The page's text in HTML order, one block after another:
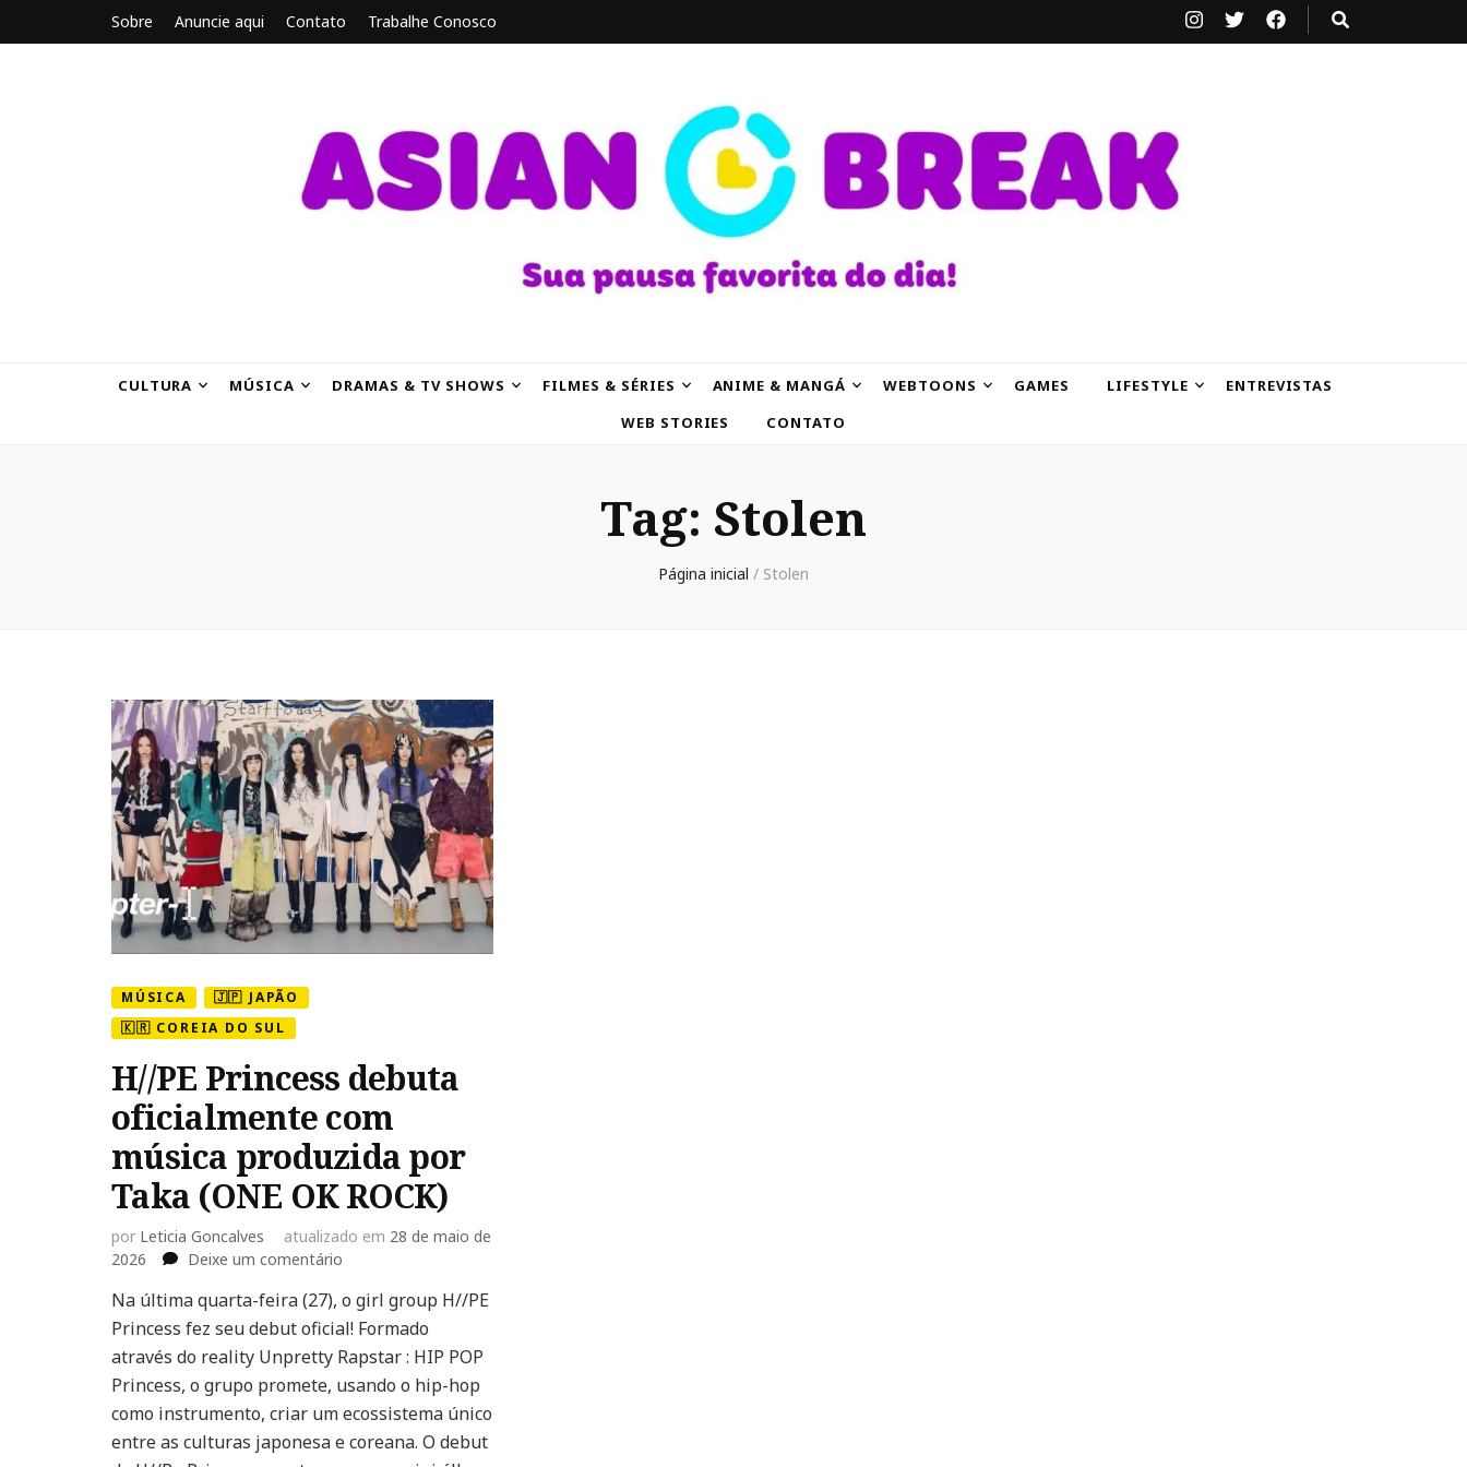
Sobre Anuncie aqui Contato Trabalhe Conosco
CULTURA MÚSICA DRAMAS & TV SHOWS FILMES & SÉRIES ANIME & MANGÁ WEBTOONS GAMES LIFESTYLE
ENTREVISTAS
WEB STORIES
CONTATO
Tag: Stolen
Página inicial / Stolen
MÚSICA
🇯🇵 JAPÃO
🇰🇷 COREIA DO SUL
H//PE Princess debuta
oficialmente com
música produzida por
Taka (ONE OK ROCK)
por Leticia Goncalves atualizado em 28 de maio de
2026
Deixe um comentário
Princess
debuta
oficialmente
com
música
produzida
por
Na última quarta-feira (27), o girl group H//PE
Princess fez seu debut oficial! Formado
através do reality Unpretty Rapstar : HIP POP
Princess, o grupo promete, usando o hip-hop
como instrumento, criar um ecossistema único
entre as culturas japonesa e coreana. O debut